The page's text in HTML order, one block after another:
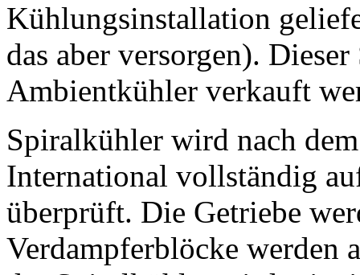
Kühlungsinstallation
das aber versorgen).
Ambientkühler verkauft
Spiralkühler wird nach
International vollständig
überprüft. Die Getriebe
Verdampferblöcke werden